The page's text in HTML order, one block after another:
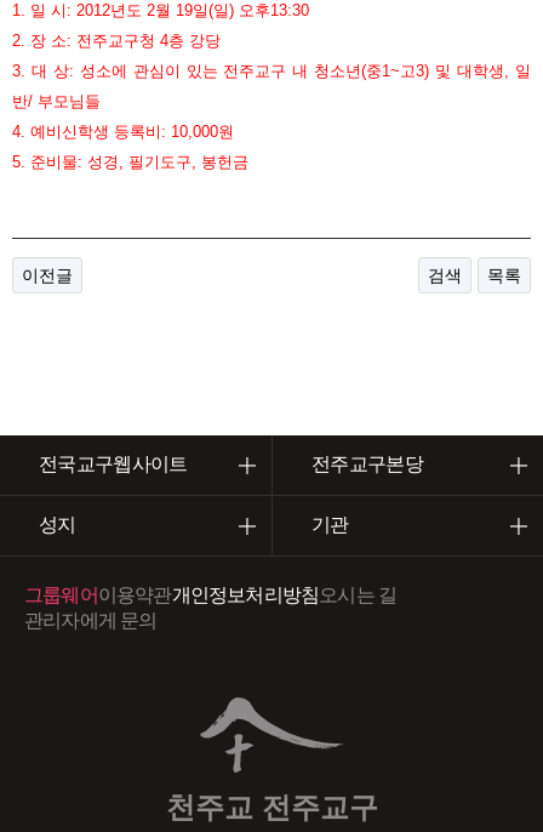
1. 일 시: 2012년도 2월 19일(일) 오후13:30
2. 장 소: 전주교구청 4층 강당
3. 대 상: 성소에 관심이 있는 전주교구 내 청소년(중1~고3) 및 대학생, 일
반/ 부모님들
4. 예비신학생 등록비: 10,000원
5. 준비물: 성경, 필기도구, 봉헌금
이전글 검색 목록
전국교구웹사이트 전주교구본당
성지 기관
천주교 전주교구
그룹웨어이용약관개인정보처리방침오시는 길
관리자에게 문의